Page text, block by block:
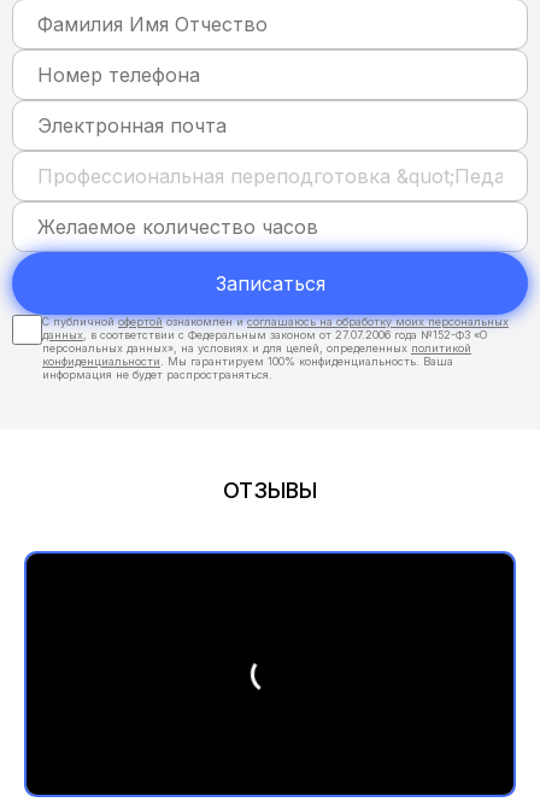
Записаться
С публичнойофертойознакомлен исоглашаюсь на обработку моих персональных
данных , в соответствии с Федеральным законом от 27.07.2006 года №152-ФЗ «О
персональных данных», на условиях и для целей, определенных политикой
конфиденциальности . Мы гарантируем 100% конфиденциальность. Ваша
информация не будет распространяться.
ОТЗЫВЫ